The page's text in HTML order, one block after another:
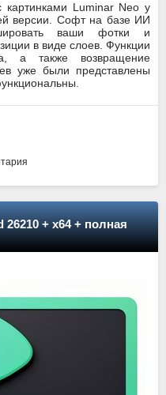
Luminar Neo у
версии. Софт на базе ИИ
ваши фотки и
в виде слоев. Функции
а также возвращение
уже были представлены
26210 + x64 + полная